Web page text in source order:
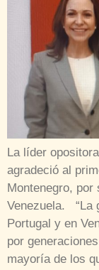
La líder
agradeció al
Montenegro,
Venezuela. “La
Portugal y en
por
mayoría de los